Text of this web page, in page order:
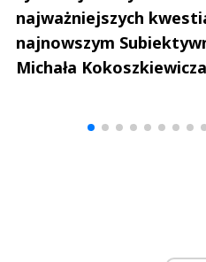
najważniejszych
najnowszym
Michała